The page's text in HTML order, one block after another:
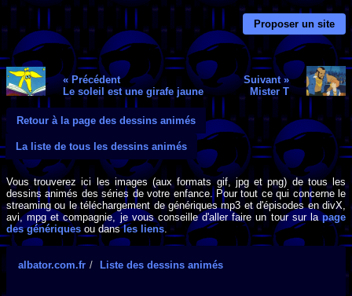
Proposer un site
« Précédent
Le soleil est une girafe jaune
Suivant »
Mister T
Retour à la page des dessins animés
La liste de tous les dessins animés
Vous trouverez ici les images (aux formats gif, jpg et png) de tous les
dessins animés des séries de votre enfance. Pour tout ce qui concerne le
streaming ou le téléchargement de génériques mp3 et d'épisodes en divX,
avi, mpg et compagnie, je vous conseille d'aller faire un tour sur la page
des génériques ou dansles liens.
albator.com.fr Liste des dessins animés